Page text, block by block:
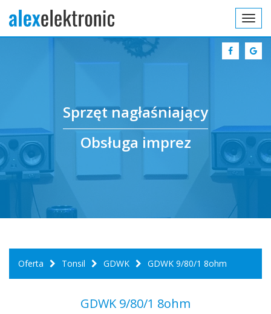
Sprzęt nagłaśniający
Obsługa imprez
Oferta Tonsil GDWK GDWK 9/80/1 8ohm
GDWK 9/80/1 8ohm